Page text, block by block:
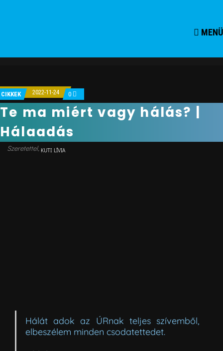
MENÜ
CIKKEK 2022-11-24 0
Te ma miért vagy hálás? |
Hálaadás
KUTI LÍVIA
Hálát adok az ÚRnak teljes szívemből,
elbeszélem minden csodatettedet.